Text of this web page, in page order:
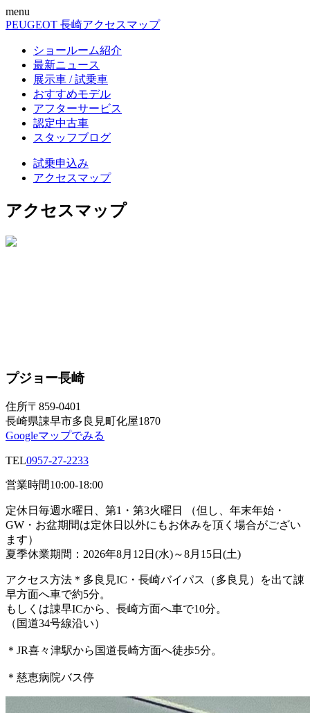
menu
PEUGEOT 長崎アクセスマップ
ショールーム紹介
最新ニュース
展示車 / 試乗車
おすすめモデル
アフターサービス
認定中古車
スタッフブログ
試乗申込み
アクセスマップ
アクセスマップ
プジョー長崎
住所〒859-0401
長崎県諌早市多良見町化屋1870
Googleマップでみる
TEL0957-27-2233
営業時間10:00-18:00
定休日 毎週水曜日、第1・第3火曜日 （但し、年末年始・
GW・お盆期間は定休日以外にもお休みを頂く場合がござい
ます）
夏季休業期間：2026年8月12日(水)～8月15日(土)
アクセス方法 ＊多良見IC・長崎バイパス（多良見）を出て諌
早方面へ車で約5分。
もしくは諌早ICから、長崎方面へ車で10分。
（国道34号線沿い）
＊JR喜々津駅から国道長崎方面へ徒歩5分。
＊慈恵病院バス停